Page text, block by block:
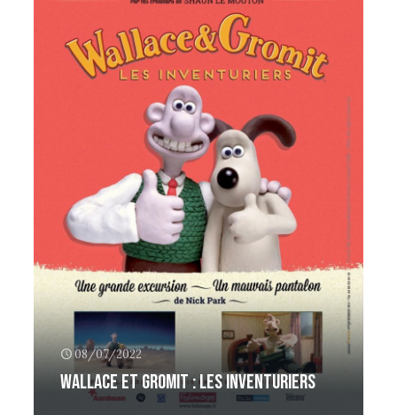
08/07/2022
Wallace et Gromit : les inventuriers